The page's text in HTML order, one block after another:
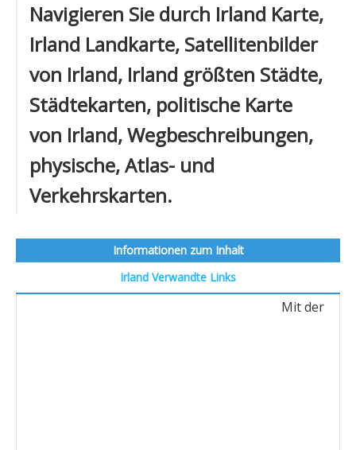
Navigieren Sie durch Irland Karte,
Irland Landkarte, Satellitenbilder
von Irland, Irland größten Städte,
Städtekarten, politische Karte
von Irland, Wegbeschreibungen,
physische, Atlas- und
Verkehrskarten.
Informationen zum Inhalt
Irland Verwandte Links
Mit der